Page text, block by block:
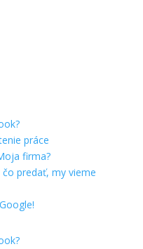
práce
firma?
predať, my vieme